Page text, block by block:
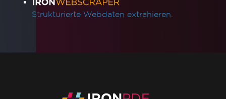
Strukturierte Webdaten extrahieren.